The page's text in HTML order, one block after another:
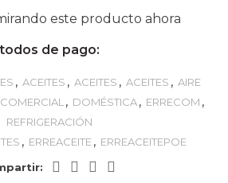
este producto ahora
de pago:
, ACEITES , ACEITES , ACEITES , AIRE
COMERCIAL , DOMÉSTICA , ERRECOM ,
REFRIGERACIÓN
, ERREACEITE , ERREACEITEPOE